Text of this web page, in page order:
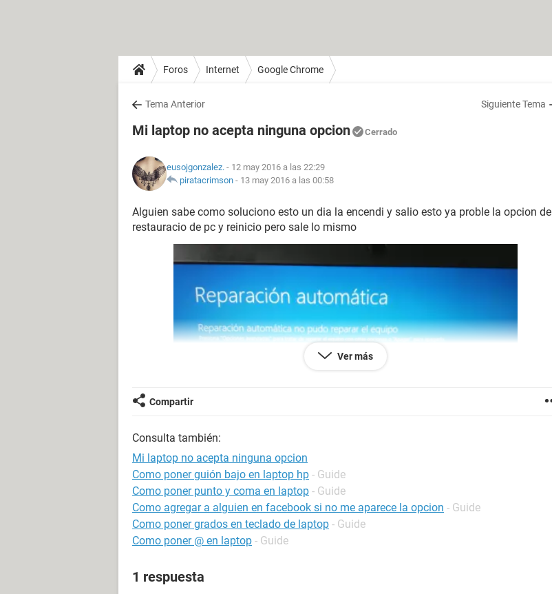
Foros Internet Google Chrome
Tema Anterior Siguiente Tema
Mi laptop no acepta ninguna opcion Cerrado
eusojgonzalez. - 12 may 2016 a las 22:29
piratacrimson - 13 may 2016 a las 00:58
Alguien sabe como soluciono esto un dia la encendi y salio esto ya proble la opcion de
restauracio de pc y reinicio pero sale lo mismo
Ver más
Compartir
Consulta también:
Mi laptop no acepta ninguna opcion
Como poner guión bajo en laptop hp - Guide
Como poner punto y coma en laptop - Guide
Como agregar a alguien en facebook si no me aparece la opcion - Guide
Como poner grados en teclado de laptop - Guide
Como poner @ en laptop - Guide
1 respuesta